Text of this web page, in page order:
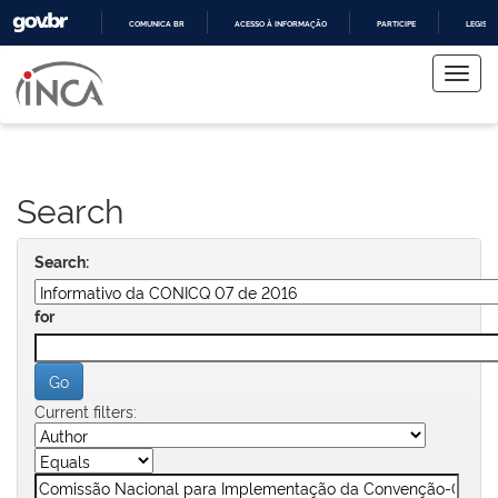
COMUNICA BR ACESSO À INFORMAÇÃO PARTICIPE
navigation
Search
Search:
for
Current filters: